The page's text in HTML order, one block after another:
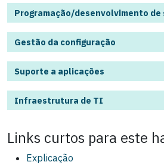
Programação/desenvolvimento
Gestão da configuração
Suporte a aplicações
Infraestrutura de TI
Links curtos para este
Explicação